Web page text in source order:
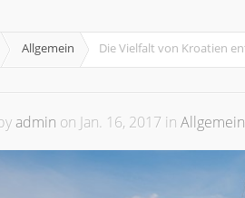
Allgemein Die Vielfalt von Kroatien
admin on Jan. 16, 2017 in Allgemein